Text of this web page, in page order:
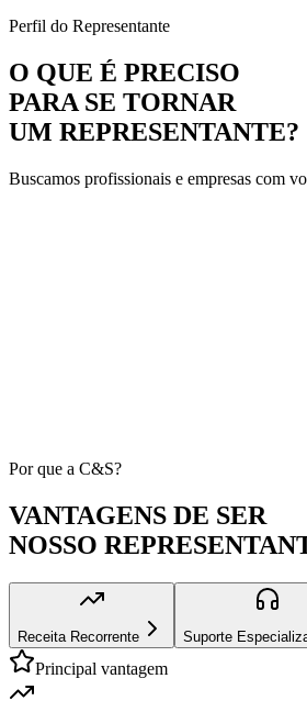
Perfil do Representante
O QUE É PRECISO
PARA SE TORNAR
UM REPRESENTANTE?
Buscamos profissionais e empresas com
Por que a C&S?
VANTAGENS DE SER
NOSSO
Receita Recorrente Suporte
Principal vantagem